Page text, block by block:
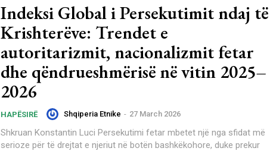
Indeksi Global i Persekutimit ndaj të
Krishterëve: Trendet e
autoritarizmit, nacionalizmit fetar
dhe qëndrueshmërisë në vitin 2025–
2026
HAPËSIRË Shqiperia Etnike - 27 March 2026
Shkruan Konstantin Luci Persekutimi fetar mbetet një nga sfidat më
serioze për të drejtat e njeriut në botën bashkëkohore, duke prekur